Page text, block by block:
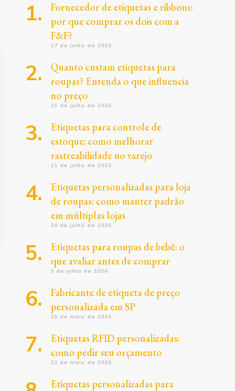
Fornecedor de etiquetas e ribbons:
por que comprar os dois com a
F&F?
27 de julho de 2026
Quanto custam etiquetas para
roupas? Entenda o que influencia
no preço
21 de julho de 2026
Etiquetas para controle de
estoque: como melhorar
rastreabilidade no varejo
21 de julho de 2026
Etiquetas personalizadas para loja
de roupas: como manter padrão
em múltiplas lojas
20 de julho de 2026
Etiquetas para roupas de bebê: o
que avaliar antes de comprar
3 de julho de 2026
Fabricante de etiqueta de preço
personalizada em SP
25 de maio de 2026
Etiquetas RFID personalizadas:
como pedir seu orçamento
22 de maio de 2026
Etiquetas personalizadas para